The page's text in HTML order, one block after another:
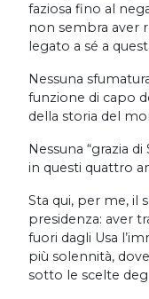
faziosa fino al
non sembra aver
legato a sé a
Nessuna
funzione di capo
della storia del
Nessuna “grazia
in questi quattro
Sta qui, per me, il
presidenza: aver
fuori dagli Usa
più solennità,
sotto le scelte